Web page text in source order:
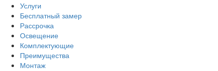
Услуги
Бесплатный замер
Рассрочка
Освещение
Комплектующие
Преимущества
Монтаж